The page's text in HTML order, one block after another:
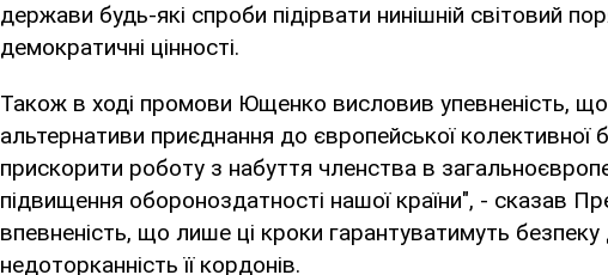
держави будь-які спроби підірвати нинішній світовий
демократичні цінності.
Також в ході промови Ющенко висловив упевненість,
альтернативи приєднання до європейської колективної
прискорити роботу з набуття членства в
підвищення обороноздатності нашої країни", - сказав
впевненість, що лише ці кроки гарантуватимуть безпеку
недоторканність її кордонів.